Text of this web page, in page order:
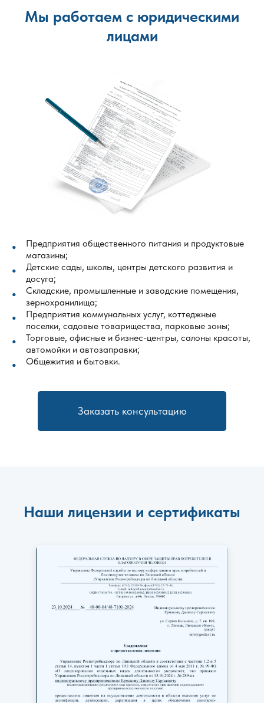
Мы работаем с юридическими
лицами
Предприятия общественного питания и продуктовые
магазины;
Детские сады, школы, центры детского развития и
досуга;
Складские, промышленные и заводские помещения,
зернохранилища;
Предприятия коммунальных услуг, коттеджные
поселки, садовые товарищества, парковые зоны;
Торговые, офисные и бизнес-центры, салоны красоты,
автомойки и автозаправки;
Общежития и бытовки.
Заказать консультацию
Наши лицензии и сертификаты